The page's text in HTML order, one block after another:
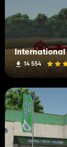
International
14 554